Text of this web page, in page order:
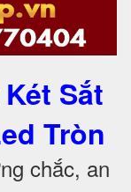
Sắt
Tròn
chắc, an